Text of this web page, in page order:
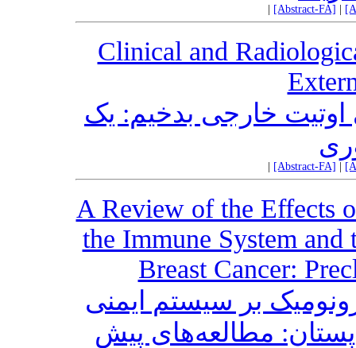
[Abstract-FA]
Clinical and
اوتیت خارجی بدخیم: یک
[Abstract-FA]
A Review of the Effects
the Immune System
Breast Cancer:
بر سیستم ایمنی
مطالعه‌های پیش